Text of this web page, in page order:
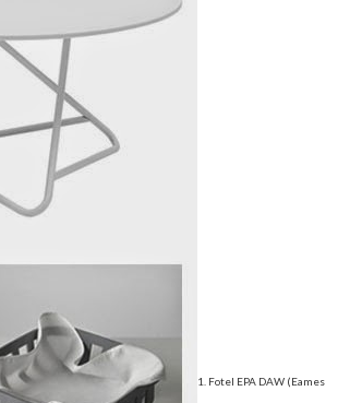
1. Fotel EPA DAW (Eames